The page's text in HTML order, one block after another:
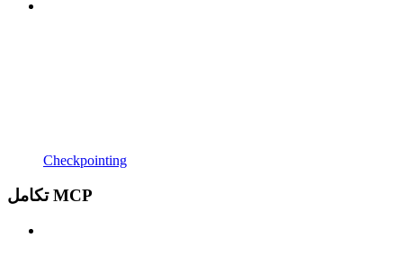
Checkpointing
تكامل MCP